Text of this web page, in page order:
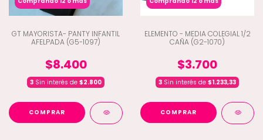
GT MAYORISTA- PANTY INFANTIL
AFELPADA (G5-1097)
$8.400
3 Sin interés de $2.800
COMPRAR
ELEMENTO - MEDIA COLEGIAL 1/2
CAÑA (G2-1070)
$3.700
3 Sin interés de $1.233,33
COMPRAR